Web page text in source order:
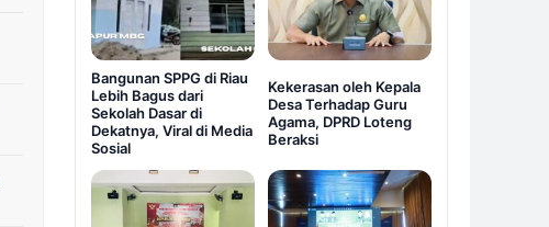
Bangunan SPPG di Riau
Lebih Bagus dari
Sekolah Dasar di
Dekatnya, Viral di Media
Sosial
Kekerasan oleh Kepala
Desa Terhadap Guru
Agama, DPRD Loteng
Beraksi